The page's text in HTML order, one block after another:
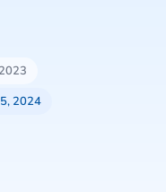
2024